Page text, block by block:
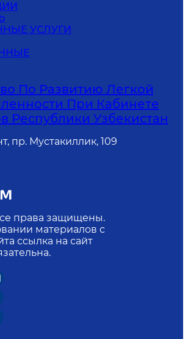
УСЛУГИ
По Развитию Легкой
При Кабинете
Республики Узбекистан
пр. Мустакиллик, 109
права защищены.
материалов с
ссылка на сайт